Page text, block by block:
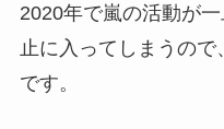
2020年で嵐の活動が
止に入ってしまうの
です。